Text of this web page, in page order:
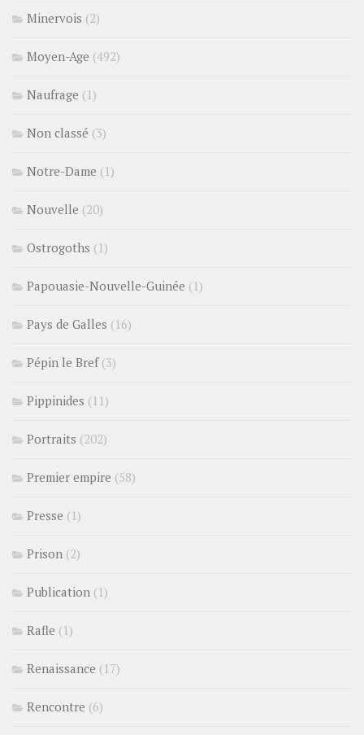
Minervois (2)
Moyen-Age (492)
Naufrage (1)
Non classé (3)
Notre-Dame (1)
Nouvelle (20)
Ostrogoths (1)
Papouasie-Nouvelle-Guinée (1)
Pays de Galles (16)
Pépin le Bref(3)
Pippinides (11)
Portraits (202)
Premier empire (58)
Presse (1)
Prison (2)
Publication (1)
Rafle (1)
Renaissance (17)
Rencontre (6)